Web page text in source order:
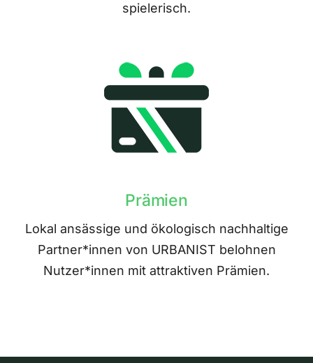
spielerisch.
Prämien
Lokal ansässige und ökologisch nachhaltige
Partner*innen von URBANIST belohnen
Nutzer*innen mit attraktiven Prämien.